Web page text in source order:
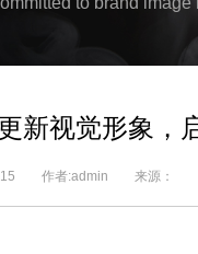
新视觉形象，
15 作者:admin 来源：